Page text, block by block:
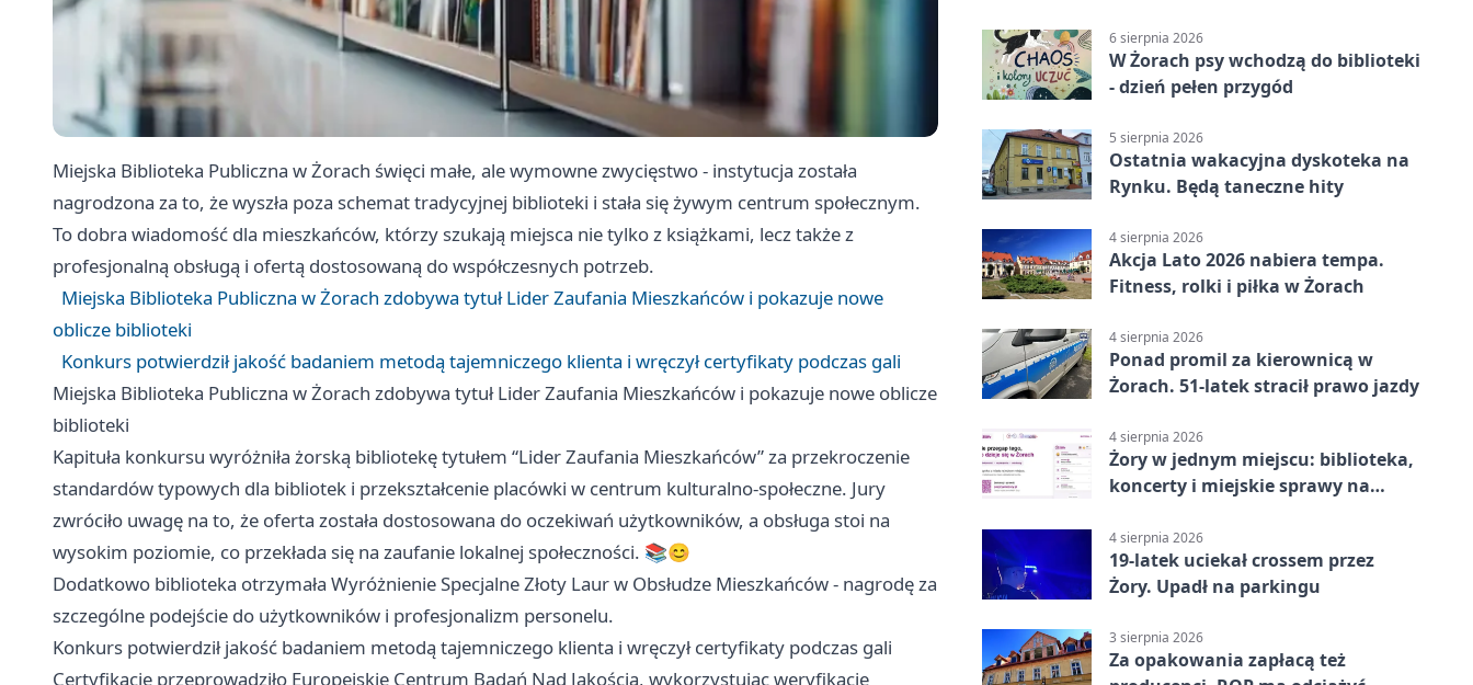
Miejska Biblioteka Publiczna w Żorach święci małe, ale wymowne zwycięstwo - instytucja została
nagrodzona za to, że wyszła poza schemat tradycyjnej biblioteki i stała się żywym centrum społecznym.
To dobra wiadomość dla mieszkańców, którzy szukają miejsca nie tylko z książkami, lecz także z
profesjonalną obsługą i ofertą dostosowaną do współczesnych potrzeb.
Miejska Biblioteka Publiczna w Żorach zdobywa tytuł Lider Zaufania Mieszkańców i pokazuje nowe
oblicze biblioteki
Konkurs potwierdził jakość badaniem metodą tajemniczego klienta i wręczył certyfikaty podczas gali
Miejska Biblioteka Publiczna w Żorach zdobywa tytuł Lider Zaufania Mieszkańców i pokazuje nowe oblicze
biblioteki
Kapituła konkursu wyróżniła żorską bibliotekę tytułem “Lider Zaufania Mieszkańców” za przekroczenie
standardów typowych dla bibliotek i przekształcenie placówki w centrum kulturalno-społeczne. Jury
zwróciło uwagę na to, że oferta została dostosowana do oczekiwań użytkowników, a obsługa stoi na
wysokim poziomie, co przekłada się na zaufanie lokalnej społeczności. 📚😊
Dodatkowo biblioteka otrzymała Wyróżnienie Specjalne Złoty Laur w Obsłudze Mieszkańców - nagrodę za
szczególne podejście do użytkowników i profesjonalizm personelu.
Konkurs potwierdził jakość badaniem metodą tajemniczego klienta i wręczył certyfikaty podczas gali
Certyfikację przeprowadziło Europejskie Centrum Badań Nad Jakością, wykorzystując weryfikację
6 sierpnia 2026
W Żorach psy wchodzą do biblioteki
- dzień pełen przygód
5 sierpnia 2026
Ostatnia wakacyjna dyskoteka na
Rynku. Będą taneczne hity
4 sierpnia 2026
Akcja Lato 2026 nabiera tempa.
Fitness, rolki i piłka w Żorach
4 sierpnia 2026
Ponad promil za kierownicą w
Żorach. 51-latek stracił prawo jazdy
4 sierpnia 2026
Żory w jednym miejscu: biblioteka,
koncerty i miejskie sprawy na
4 sierpnia 2026
19-latek uciekał crossem przez
Żory. Upadł na parkingu
3 sierpnia 2026
Za opakowania zapłacą też